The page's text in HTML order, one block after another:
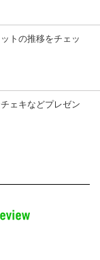
トの推移をチェッ
ェキなどプレゼン